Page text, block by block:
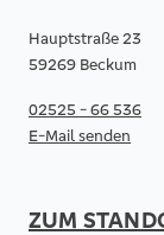
Hauptstraße 23
59269 Beckum
02525 - 66 536
E-Mail senden
ZUM